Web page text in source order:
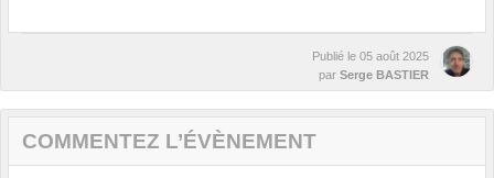
Publié le 05 août 2025
par Serge BASTIER
COMMENTEZ L’ÉVÈNEMENT